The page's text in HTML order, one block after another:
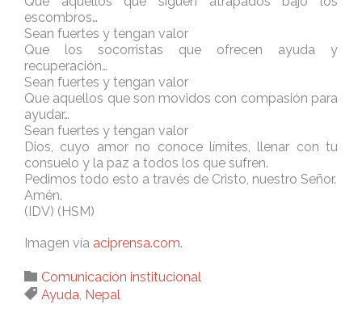
escombros…
Sean fuertes y tengan valor
Que los socorristas que ofrecen ayuda y
recuperación…
Sean fuertes y tengan valor
Que aquellos que son movidos con compasión para
ayudar…
Sean fuertes y tengan valor
Dios, cuyo amor no conoce límites, llenar con tu
consuelo y la paz a todos los que sufren.
Pedimos todo esto a través de Cristo, nuestro Señor.
Amén.
(IDV) (HSM)
Imagen vía aciprensa.com.
 Category
Comunicación institucional
 Tags
Ayuda, Nepal